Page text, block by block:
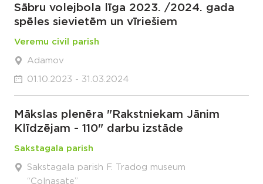
Sābru volejbola līga 2023. /2024. gada
spēles sievietēm un vīriešiem
Veremu civil parish
Adamov
01.10.2023 - 31.03.2024
Mākslas plenēra "Rakstniekam Jānim
Klīdzējam - 110" darbu izstāde
Sakstagala parish
Sakstagala parish F. Tradog museum
“Colnasate”